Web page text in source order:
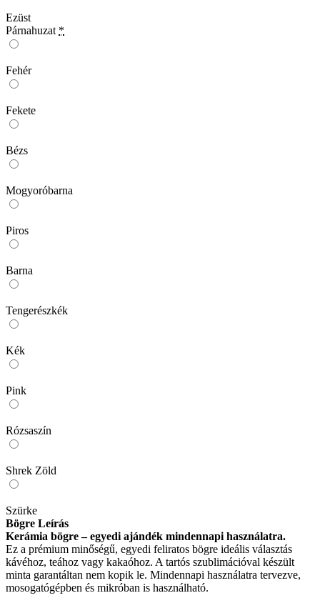
Ezüst
Párnahuzat *
Fehér
Fekete
Bézs
Mogyoróbarna
Piros
Barna
Tengerészkék
Kék
Pink
Rózsaszín
Shrek Zöld
Szürke
Bögre Leírás
Kerámia bögre – egyedi ajándék mindennapi használatra.
Ez a prémium minőségű, egyedi feliratos bögre ideális választás
kávéhoz, teához vagy kakaóhoz. A tartós szublimációval készült
minta garantáltan nem kopik le. Mindennapi használatra tervezve,
mosogatógépben és mikróban is használható.